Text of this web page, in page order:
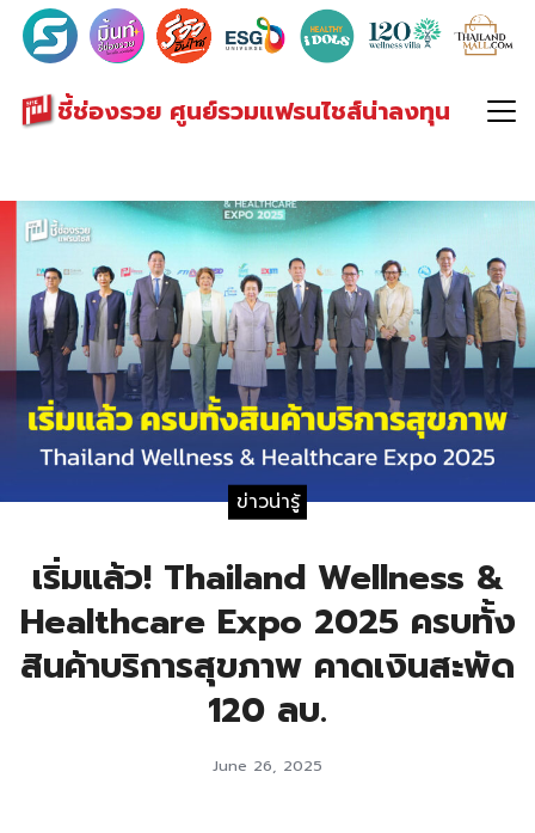
ชี้ช่องรวย ศูนย์รวมแฟรนไชส์น่าลงทุน
Search
for:
ข่าวน่ารู้
เริ่มแล้ว! Thailand Wellness &
Healthcare Expo 2025 ครบทั้ง
สินค้าบริการสุขภาพ คาดเงินสะพัด
120 ลบ.
June 26, 2025